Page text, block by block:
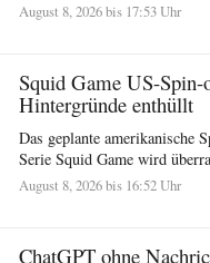
August 8, 2026 bis 17:53 Uhr
Squid Game US-Spin-
Hintergründe enthüllt
Das geplante amerikanische
Serie Squid Game wird
August 8, 2026 bis 16:52 Uhr
ChatGPT ohne